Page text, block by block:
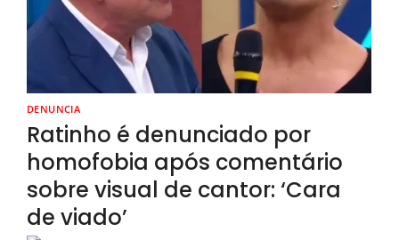
DENUNCIA
Ratinho é denunciado por
homofobia após comentário
sobre visual de cantor: ‘Cara
de viado’